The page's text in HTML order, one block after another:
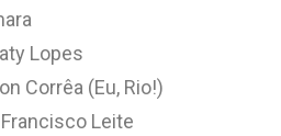
Lopes
Corrêa (Eu, Rio!)
Leite